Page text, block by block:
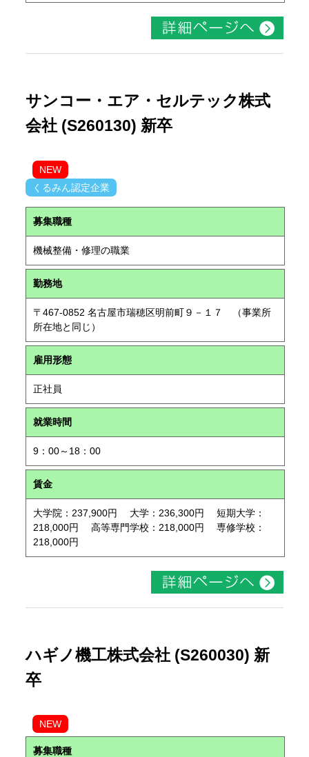
サンコー・エア・セルテック株式
会社 (S260130) 新卒
NEW
くるみん認定企業
募集職種
機械整備・修理の職業
勤務地
〒467-0852 名古屋市瑞穂区明前町９－１７ （事業所
所在地と同じ）
雇用形態
正社員
就業時間
9：00～18：00
賃金
大学院：237,900円 大学：236,300円 短期大学：
218,000円 高等専門学校：218,000円 専修学校：
218,000円
ハギノ機工株式会社 (S260030) 新
卒
NEW
募集職種